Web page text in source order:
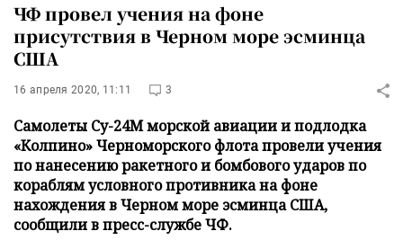
ЧФ провел учения на фоне
присутствия в Черном море эсминца
США
16 апреля 2020, 11:11 3
Самолеты Су-24М морской авиации и подлодка
«Колпино» Черноморского флота провели учения
по нанесению ракетного и бомбового ударов по
кораблям условного противника на фоне
нахождения в Черном море эсминца США,
сообщили в пресс-службе ЧФ.